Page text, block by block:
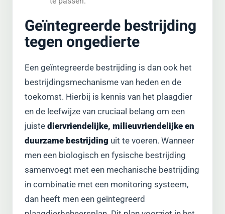
Geïntegreerde bestrijding
tegen ongedierte
Een geïntegreerde bestrijding is dan ook het
bestrijdingsmechanisme van heden en de
toekomst. Hierbij is kennis van het plaagdier
en de leefwijze van cruciaal belang om een
juiste diervriendelijke, milieuvriendelijke en
duurzame bestrijding uit te voeren. Wanneer
men een biologisch en fysische bestrijding
samenvoegt met een mechanische bestrijding
in combinatie met een monitoring systeem,
dan heeft men een geïntegreerd